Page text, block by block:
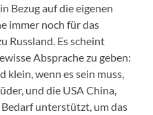
Bezug auf die eigenen
immer noch für das
Russland. Es scheint
Absprache zu geben:
klein, wenn es sein muss,
und die USA China,
unterstützt, um das